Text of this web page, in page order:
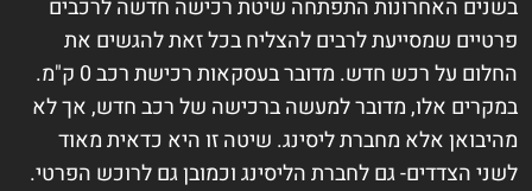
הָאֲתָר.
בשנים האחרונות התפתחה שיטת רכישה חדשה לרכבים
פרטיים שמסייעת לרבים להצליח בכל זאת להגשים את
החלום על רכש חדש. מדובר בעסקאות רכישת רכב 0 ק"מ.
במקרים אלו, מדובר למעשה ברכישה של רכב חדש, אך לא
מהיבואן אלא מחברת ליסינג. שיטה זו היא כדאית מאוד
לשני הצדדים- גם לחברת הליסינג וכמובן גם לרוכש הפרטי.